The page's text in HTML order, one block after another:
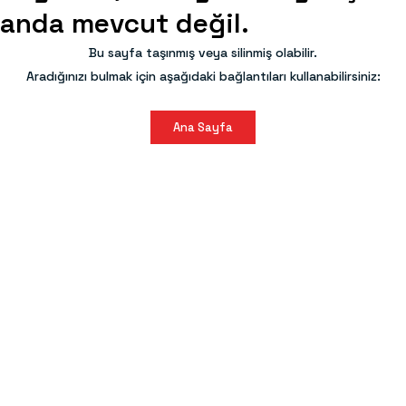
anda mevcut değil.
Bu sayfa taşınmış veya silinmiş olabilir.
Aradığınızı bulmak için aşağıdaki bağlantıları kullanabilirsiniz:
Ana Sayfa